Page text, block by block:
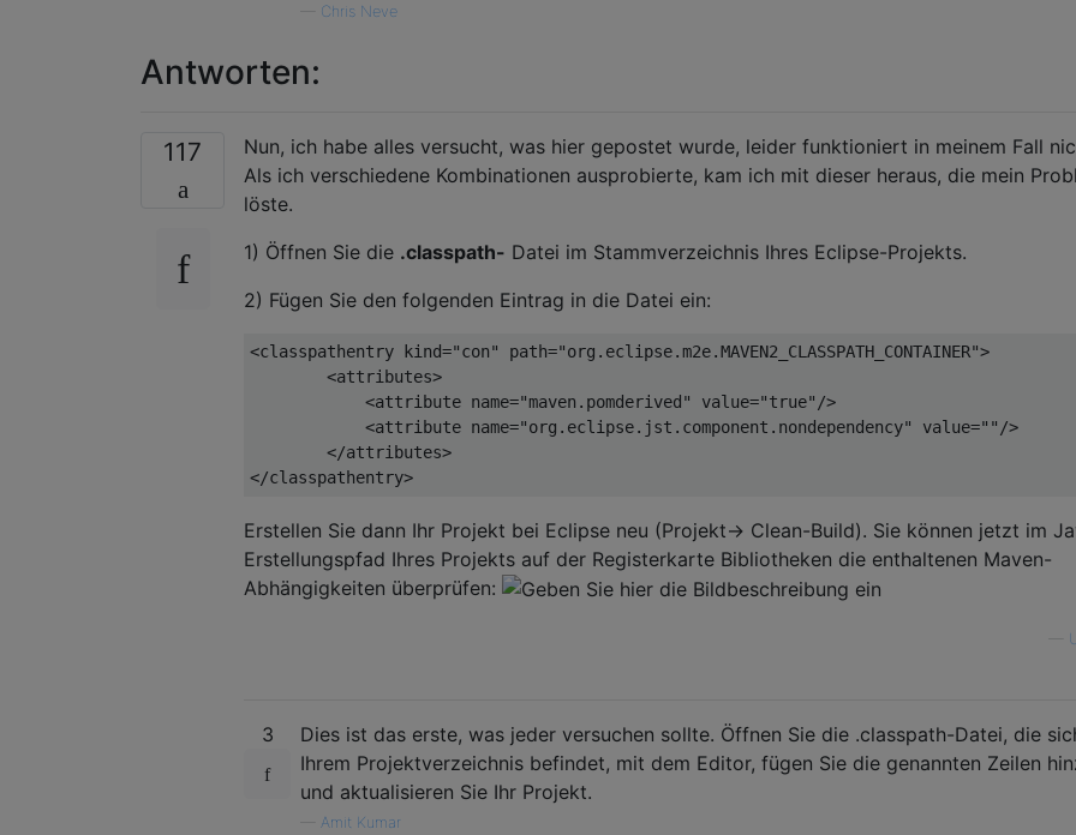
Chris Neve
Antworten:
117
Nun, ich habe alles versucht, was hier gepostet wurde, leider funktioniert in meinem Fall
Als ich verschiedene Kombinationen ausprobierte, kam ich mit dieser heraus, die mein
löste.
1) Öffnen Sie die .classpath- Datei im Stammverzeichnis Ihres Eclipse-Projekts.
2) Fügen Sie den folgenden Eintrag in die Datei ein:
<classpathentry kind="con" path="org.eclipse.m2e.MAVEN2_CLASSPATH_CONTAINER">
<attributes>
<attribute name="maven.pomderived" value="true" />
<attribute name="org.eclipse.jst.component.nondependency" value="" />
</attributes>
</classpathentry>
Erstellen Sie dann Ihr Projekt bei Eclipse neu (Projekt-> Clean-Build). Sie können jetzt im
Erstellungspfad Ihres Projekts auf der Registerkarte Bibliotheken die enthaltenen Maven-
Abhängigkeiten überprüfen:
3
Dies ist das erste, was jeder versuchen sollte. Öffnen Sie die .classpath-Datei, die
Ihrem Projektverzeichnis befindet, mit dem Editor, fügen Sie die genannten Zeilen
und aktualisieren Sie Ihr Projekt.
Amit Kumar